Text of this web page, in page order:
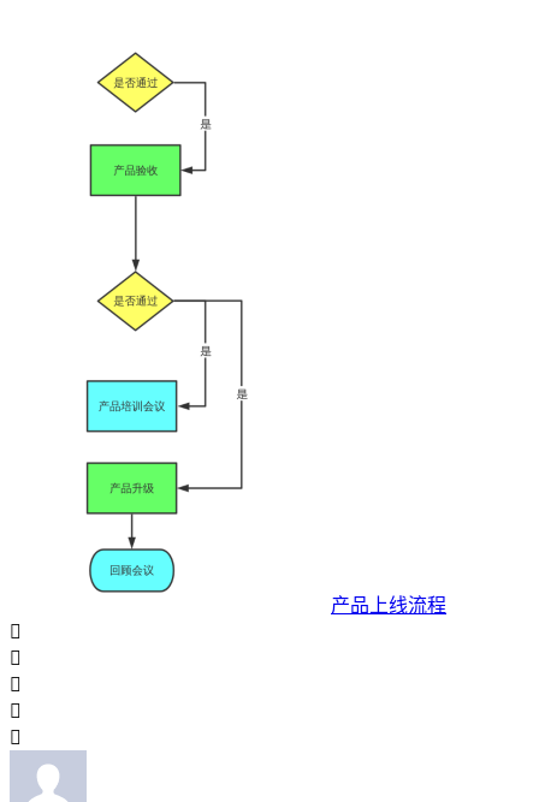
产品上线流程




